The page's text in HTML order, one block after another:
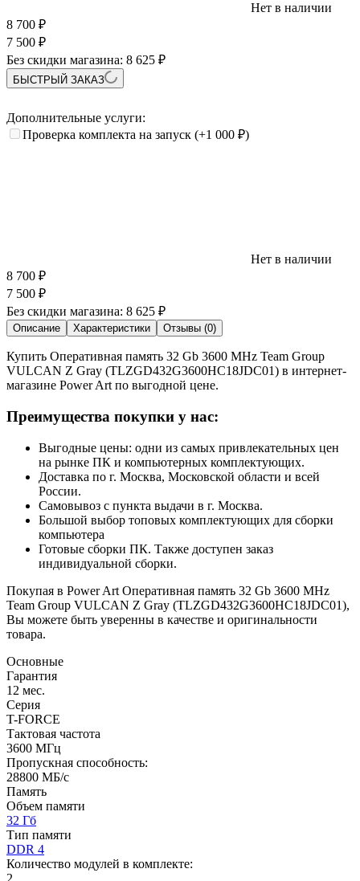
Нет в наличии
8 700 ₽
7 500 ₽
Без скидки магазина: 8 625 ₽
БЫСТРЫЙ ЗАКАЗ
Дополнительные услуги:
Проверка комплекта на запуск (+1 000 ₽)
Нет в наличии
8 700 ₽
7 500 ₽
Без скидки магазина: 8 625 ₽
Описание Характеристики Отзывы (0)
Купить Оперативная память 32 Gb 3600 MHz Team Group
VULCAN Z Gray (TLZGD432G3600HC18JDC01) в интернет-
магазине Power Art по выгодной цене.
Преимущества покупки у нас:
Выгодные цены: одни из самых привлекательных цен
на рынке ПК и компьютерных комплектующих.
Доставка по г. Москва, Московской области и всей
России.
Самовывоз с пункта выдачи в г. Москва.
Большой выбор топовых комплектующих для сборки
компьютера
Готовые сборки ПК. Также доступен заказ
индивидуальной сборки.
Покупая в Power Art Оперативная память 32 Gb 3600 MHz
Team Group VULCAN Z Gray (TLZGD432G3600HC18JDC01),
Вы можете быть уверенны в качестве и оригинальности
товара.
Основные
Гарантия
12 мес.
Серия
T-FORCE
Тактовая частота
3600 МГц
Пропускная способность:
28800 МБ/с
Память
Объем памяти
32 Гб
Тип памяти
DDR 4
Количество модулей в комплекте:
2